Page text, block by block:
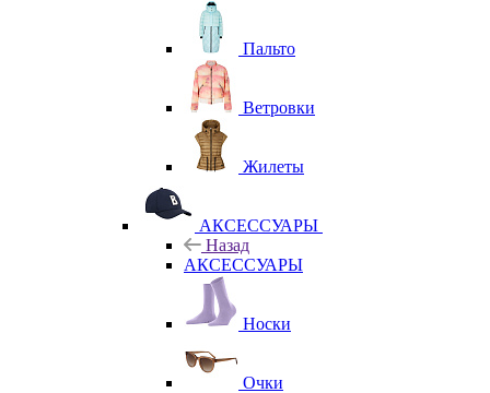
Пальто
Ветровки
Жилеты
АКСЕССУАРЫ
Назад
АКСЕССУАРЫ
Носки
Очки